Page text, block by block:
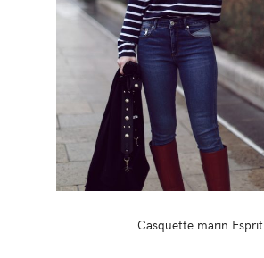
Casquette marin Esprit